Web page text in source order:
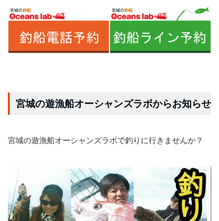
宮城の遊漁船オーシャンズラボからお知らせ
宮城の遊漁船オーシャンズラボで釣りに行きませんか？